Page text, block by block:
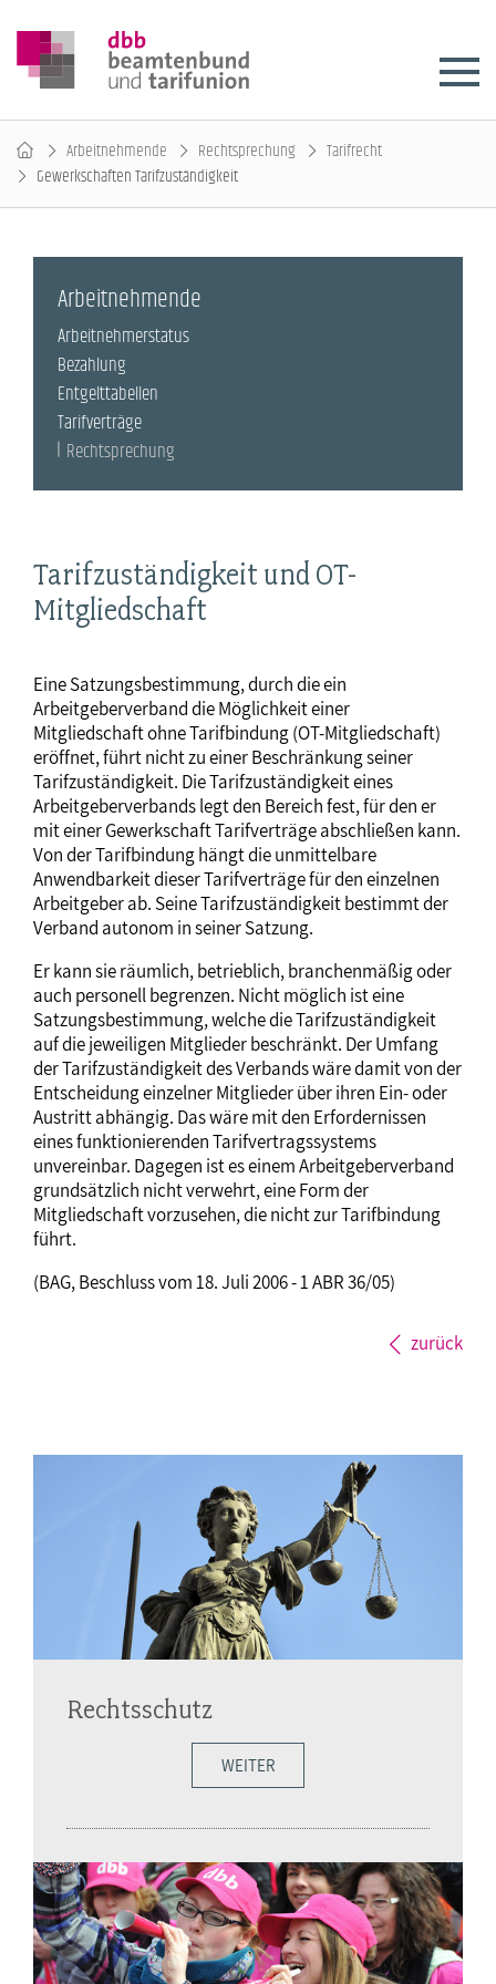
Arbeitnehmende Rechtsprechung
Tarifrecht
Gewerkschaften Tarifzuständigkeit
Tarifzuständigkeit und OT-
Mitgliedschaft
Eine Satzungsbestimmung, durch die ein
Arbeitgeberverband die Möglichkeit einer
Mitgliedschaft ohne Tarifbindung (OT-Mitgliedschaft)
eröffnet, führt nicht zu einer Beschränkung seiner
Tarifzuständigkeit. Die Tarifzuständigkeit eines
Arbeitgeberverbands legt den Bereich fest, für den er
mit einer Gewerkschaft Tarifverträge abschließen kann.
Von der Tarifbindung hängt die unmittelbare
Anwendbarkeit dieser Tarifverträge für den einzelnen
Arbeitgeber ab. Seine Tarifzuständigkeit bestimmt der
Verband autonom in seiner Satzung.
Er kann sie räumlich, betrieblich, branchenmäßig oder
auch personell begrenzen. Nicht möglich ist eine
Satzungsbestimmung, welche die Tarifzuständigkeit
auf die jeweiligen Mitglieder beschränkt. Der Umfang
der Tarifzuständigkeit des Verbands wäre damit von der
Entscheidung einzelner Mitglieder über ihren Ein- oder
Austritt abhängig. Das wäre mit den Erfordernissen
eines funktionierenden Tarifvertragssystems
unvereinbar. Dagegen ist es einem Arbeitgeberverband
grundsätzlich nicht verwehrt, eine Form der
Mitgliedschaft vorzusehen, die nicht zur Tarifbindung
führt.
(BAG, Beschluss vom 18. Juli 2006 - 1 ABR 36/05)
zurück
Arbeitnehmende
Arbeitnehmerstatus
Bezahlung
Entgelttabellen
Tarifverträge
Rechtsprechung
Rechtsschutz
WEITER